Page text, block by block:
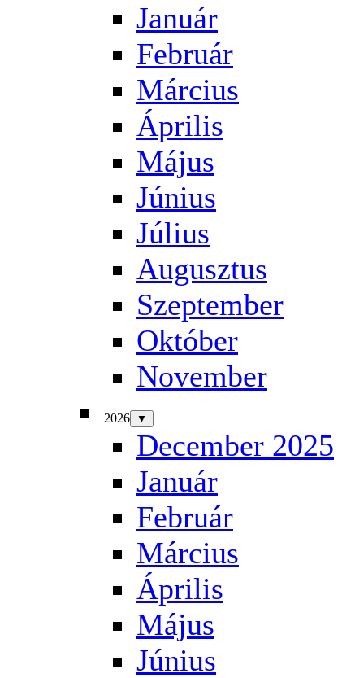
Január
Február
Március
Április
Május
Június
Július
Augusztus
Szeptember
Október
November
2026 ▼
December 2025
Január
Február
Március
Április
Május
Június